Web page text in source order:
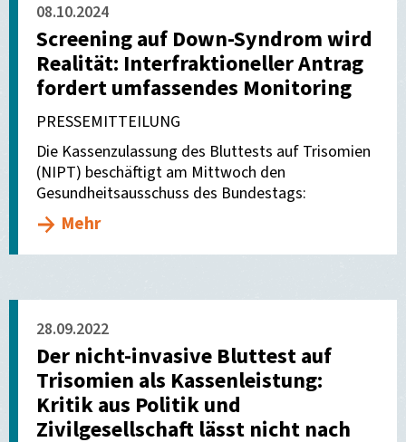
08.10.2024
Screening auf Down-Syndrom wird
Realität: Interfraktioneller Antrag
fordert umfassendes Monitoring
PRESSEMITTEILUNG
Die Kassenzulassung des Bluttests auf Trisomien
(NIPT) beschäftigt am Mittwoch den
Gesundheitsausschuss des Bundestags:
Mehr
28.09.2022
Der nicht-invasive Bluttest auf
Trisomien als Kassenleistung:
Kritik aus Politik und
Zivilgesellschaft lässt nicht nach